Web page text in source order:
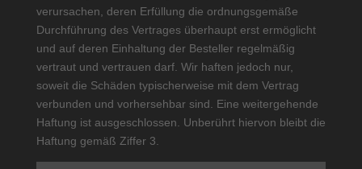
verursachen, deren Erfüllung die ordnungsgemäße
Durchführung des Vertrages überhaupt erst ermöglicht
und auf deren Einhaltung der Besteller regelmäßig
vertraut und vertrauen darf. Wir haften jedoch nur,
soweit die Schäden typischerweise mit dem Vertrag
verbunden und vorhersehbar sind. Eine weitergehende
Haftung ist ausgeschlossen. Unberührt hiervon bleibt die
Haftung gemäß Ziffer 3.